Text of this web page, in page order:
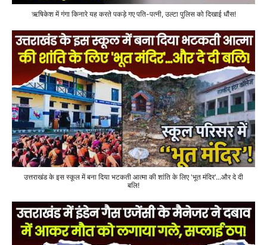
ऋषिकेश में गंगा किनारे यह करते पकड़े गए पति-पत्नी, उल्टा पुलिस को दिखाई धौंस!
उत्तराखंड के इस स्कूल में बना दिया भटकती आत्मा की शांति के लिए 'भूत मंदिर'...और दे दी
बलि!